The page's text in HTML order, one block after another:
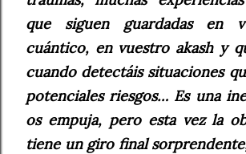
que siguen guardadas en
cuántico, en vuestro akash y
cuando detectáis situaciones
potenciales riesgos… Es una
os empuja, pero esta vez la
tiene un giro final